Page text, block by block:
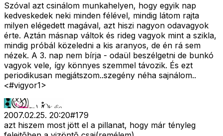
Szóval azt csinálom munkahelyen, hogy egyik nap
kedveskedek neki minden félével, mindig látom rajta
milyen elégedett magával, azt hiszi nagyon odavagyok
érte. Aztán másnap váltok és rideg vagyok mint a szikla,
mindig próbál közeledni a kis aranyos, de én rá sem
nézek. A 3. nap nem bírja - odaül beszélgetni de bunkó
vagyok vele, így könnyes szemmel távozik. És ezt
periodikusan megjátszom..szegény néha sajnálom..
<#vigyor1>
2007.02.25. 20:20#179
azt hiszem most jött el a pillanat, hogy már tényleg